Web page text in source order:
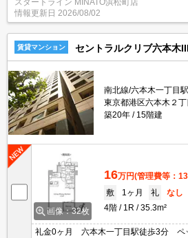
スタートライン MINATO浜松町店
情報更新日 2026/08/02
賃貸マンション セントラルクリブ六本木III
南北線/六本木一丁目
東京都港区六本木２丁
築20年
15階建
画像：32枚
16万円(管理費等：
敷
1ヶ月 礼
なし
4階
1R 35.3m²
礼金0ヶ月 六本木一丁目駅徒歩3分